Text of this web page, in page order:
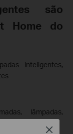
são
Home do
inteligentes,
lâmpadas,
Close